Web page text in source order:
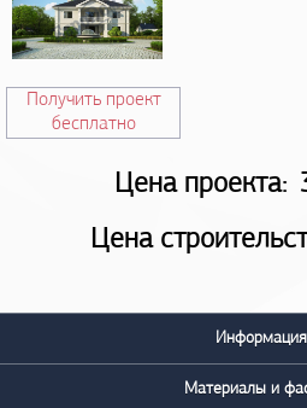
Получить проект
бесплатно
Цена проекта:
Цена
Информация
Материалы и